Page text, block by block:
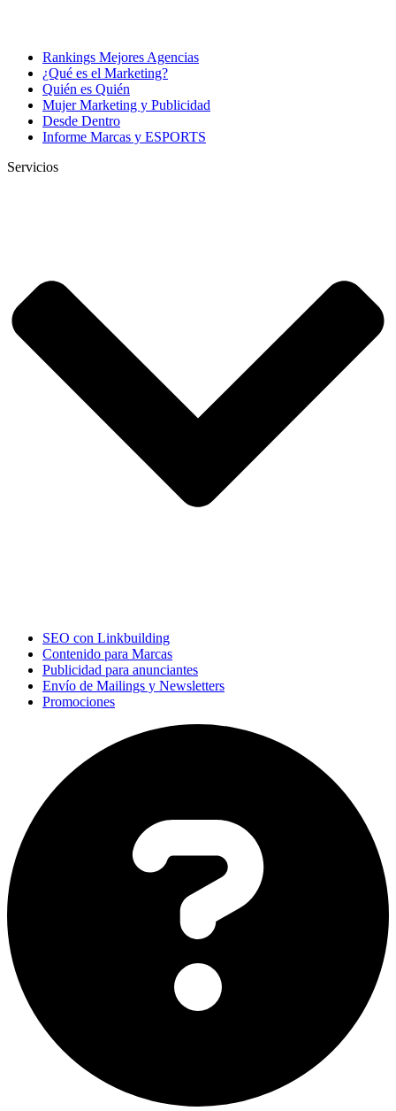
Rankings Mejores Agencias
¿Qué es el Marketing?
Quién es Quién
Mujer Marketing y Publicidad
Desde Dentro
Informe Marcas y ESPORTS
Servicios
SEO con Linkbuilding
Contenido para Marcas
Publicidad para anunciantes
Envío de Mailings y Newsletters
Promociones